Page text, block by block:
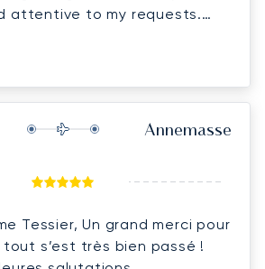
attentive to my requests.
was prompt and swift
the client was very happy. I
future bookings.
Annemasse
Tessier, Un grand merci pour
tout s’est très bien passé !